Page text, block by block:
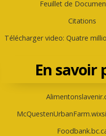
Feuillet de
Citations
Télécharger video: Quatre
En savoir